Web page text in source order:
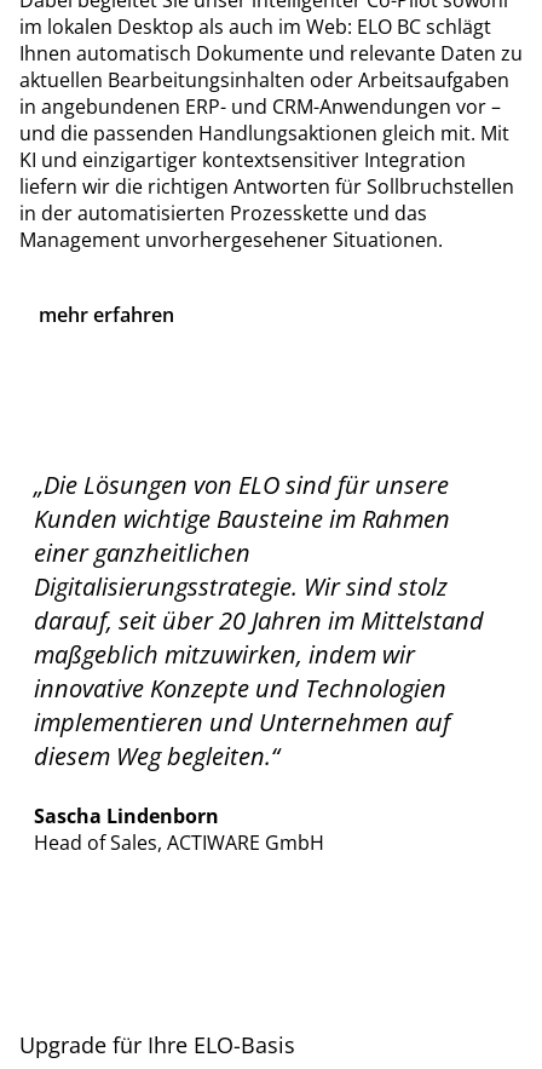
im lokalen Desktop als auch im Web: ELO BC schlägt
Ihnen automatisch Dokumente und relevante Daten zu
aktuellen Bearbeitungsinhalten oder Arbeitsaufgaben
in angebundenen ERP- und CRM-Anwendungen vor –
und die passenden Handlungsaktionen gleich mit. Mit
KI und einzigartiger kontextsensitiver Integration
liefern wir die richtigen Antworten für Sollbruchstellen
in der automatisierten Prozesskette und das
Management unvorhergesehener Situationen.
mehr erfahren
„Die Lösungen von ELO sind für unsere
Kunden wichtige Bausteine im Rahmen
einer ganzheitlichen
Digitalisierungsstrategie. Wir sind stolz
darauf, seit über 20 Jahren im Mittelstand
maßgeblich mitzuwirken, indem wir
innovative Konzepte und Technologien
implementieren und Unternehmen auf
diesem Weg begleiten.“
Sascha Lindenborn
Head of Sales, ACTIWARE GmbH
Upgrade für Ihre ELO-Basis